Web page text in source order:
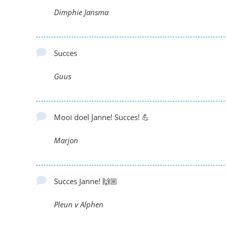
Dimphie Jansma
Succes
Guus
Mooi doel Janne! Succes! 💪
Marjon
Succes Janne! 🙌🏼
Pleun v Alphen